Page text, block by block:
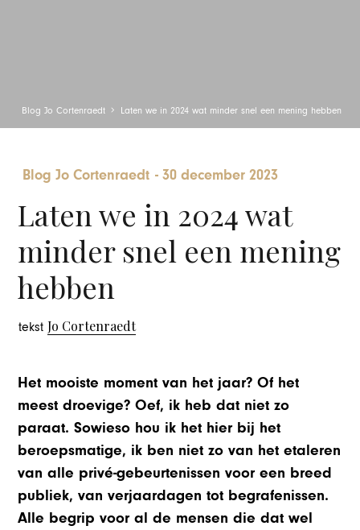
Blog Jo Cortenraedt Laten we in 2024 wat minder snel een mening hebben
Blog Jo Cortenraedt -30 december 2023
Laten we in 2024 wat
minder snel een mening
hebben
tekst Jo Cortenraedt
Het mooiste moment van het jaar? Of het
meest droevige? Oef, ik heb dat niet zo
paraat. Sowieso hou ik het hier bij het
beroepsmatige, ik ben niet zo van het etaleren
van alle privé-gebeurtenissen voor een breed
publiek, van verjaardagen tot begrafenissen.
Alle begrip voor al de mensen die dat wel